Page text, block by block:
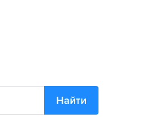
Найти